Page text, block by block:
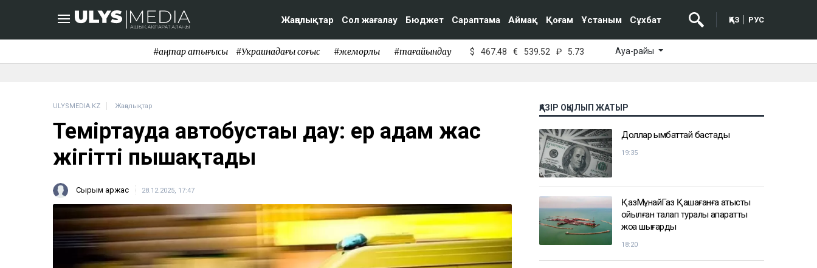
Жаңалықтар Сол жағалау Бюджет Сараптама Аймақ Қоғам Ұстаным Сұхбат ҚАЗ РУС
#қаңтар қақтығысы #Украинадағы соғыс #жемқорлық #тағайындау $ 467.48 € 539.52 ₽ 5.73 Ауа-райы
ULYSMEDIA.KZ Жаңалықтар
Теміртауда автобустағы дау: ер адам жас
жігітті пышақтады
Сырым Қаржас 28.12.2025, 17:47
ҚАЗІР ОҚЫЛЫП ЖАТЫР
Доллар қымбаттай бастады
19:35
ҚазМұнайГаз Қашағанға қатысты
қойылған талап туралы ақпаратты
жоққа шығарды
18:20